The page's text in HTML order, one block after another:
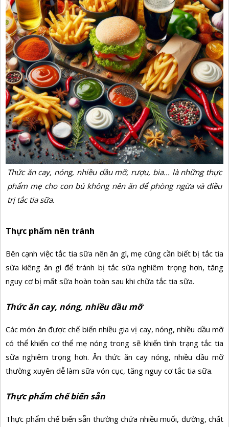
Thức ăn cay, nóng, nhiều dầu mỡ, rượu, bia... là những thực
phẩm mẹ cho con bú không nên ăn để phòng ngừa và điều
trị tắc tia sữa.
Thực phẩm nên tránh
Bên cạnh việc tắc tia sữa nên ăn gì, mẹ cũng cần biết bị tắc tia
sữa kiêng ăn gì để tránh bị tắc sữa nghiêm trọng hơn, tăng
nguy cơ bị mất sữa hoàn toàn sau khi chữa tắc tia sữa.
Thức ăn cay, nóng, nhiều dầu mỡ
Các món ăn được chế biến nhiều gia vị cay, nóng, nhiều dầu mỡ
có thể khiến cơ thể mẹ nóng trong sẽ khiến tình trạng tắc tia
sữa nghiêm trọng hơn. Ăn thức ăn cay nóng, nhiều dầu mỡ
thường xuyên dễ làm sữa vón cục, tăng nguy cơ tắc tia sữa.
Thực phẩm chế biến sẵn
Thực phẩm chế biến sẵn thường chứa nhiều muối, đường, chất